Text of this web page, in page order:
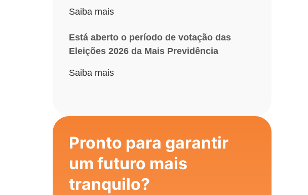
Saiba mais
Está aberto o período de votação das
Eleições 2026 da Mais Previdência
Saiba mais
Pronto para garantir
um futuro mais
tranquilo?